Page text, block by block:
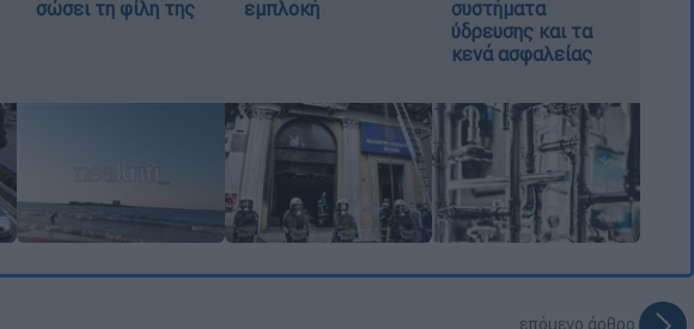
σώσει τη φίλη της
εμπλοκή
συστήματα
ύδρευσης και τα
κενά ασφαλείας
επόμενο άρθρο